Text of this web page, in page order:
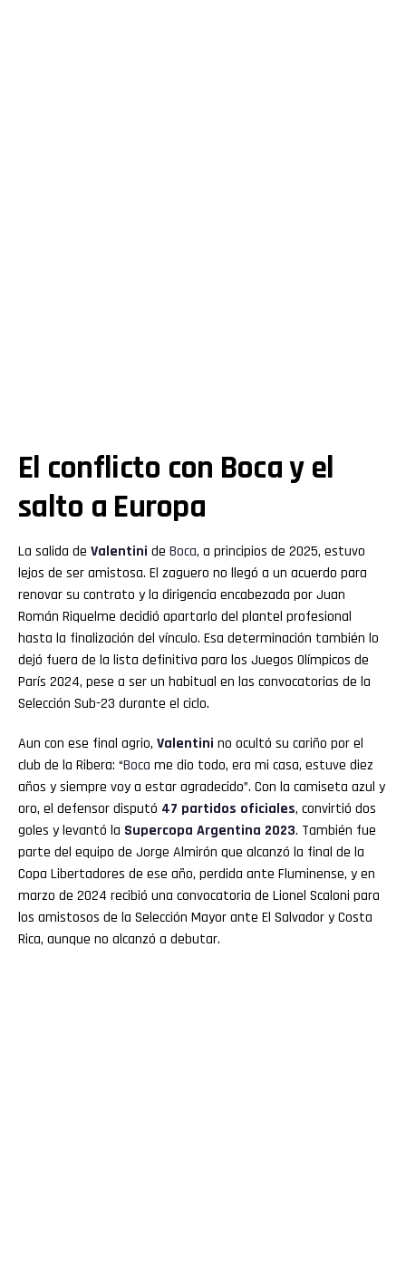
El conflicto con Boca y el
salto a Europa
La salida de Valentini de Boca, a principios de 2025, estuvo
lejos de ser amistosa. El zaguero no llegó a un acuerdo para
renovar su contrato y la dirigencia encabezada por Juan
Román Riquelme decidió apartarlo del plantel profesional
hasta la finalización del vínculo. Esa determinación también lo
dejó fuera de la lista definitiva para los Juegos Olímpicos de
París 2024, pese a ser un habitual en las convocatorias de la
Selección Sub-23 durante el ciclo.
Aun con ese final agrio, Valentini no ocultó su cariño por el
club de la Ribera: “Boca me dio todo, era mi casa, estuve diez
años y siempre voy a estar agradecido”. Con la camiseta azul y
oro, el defensor disputó 47 partidos oficiales, convirtió dos
goles y levantó la Supercopa Argentina 2023. También fue
parte del equipo de Jorge Almirón que alcanzó la final de la
Copa Libertadores de ese año, perdida ante Fluminense, y en
marzo de 2024 recibió una convocatoria de Lionel Scaloni para
los amistosos de la Selección Mayor ante El Salvador y Costa
Rica, aunque no alcanzó a debutar.